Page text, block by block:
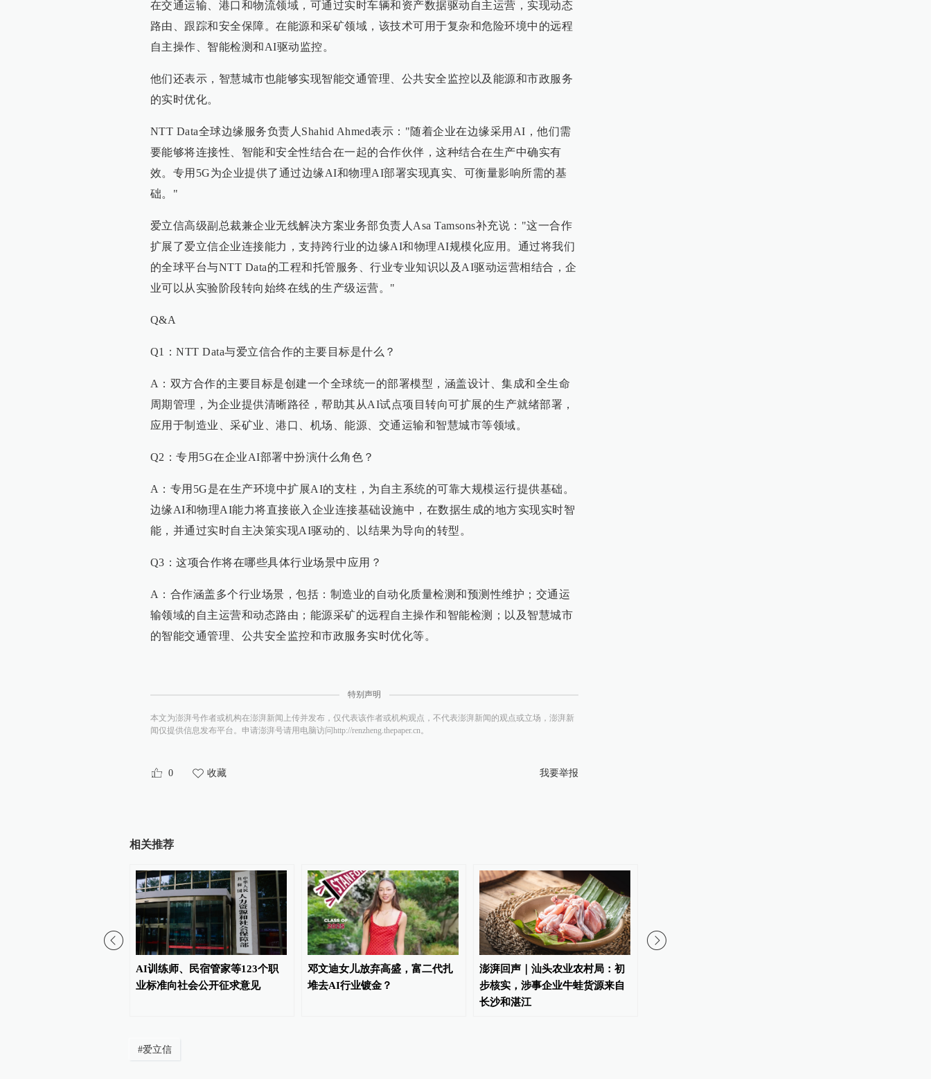
在交通运输、港口和物流领域，可通过实时车辆和资产数据驱动自主运营，实现动态
路由、跟踪和安全保障。在能源和采矿领域，该技术可用于复杂和危险环境中的远程
自主操作、智能检测和AI驱动监控。
他们还表示，智慧城市也能够实现智能交通管理、公共安全监控以及能源和市政服务
的实时优化。
NTT Data全球边缘服务负责人Shahid Ahmed表示："随着企业在边缘采用AI，他们需
要能够将连接性、智能和安全性结合在一起的合作伙伴，这种结合在生产中确实有
效。专用5G为企业提供了通过边缘AI和物理AI部署实现真实、可衡量影响所需的基
础。"
爱立信高级副总裁兼企业无线解决方案业务部负责人Asa Tamsons补充说："这一合作
扩展了爱立信企业连接能力，支持跨行业的边缘AI和物理AI规模化应用。通过将我们
的全球平台与NTT Data的工程和托管服务、行业专业知识以及AI驱动运营相结合，企
业可以从实验阶段转向始终在线的生产级运营。"
Q&A
Q1：NTT Data与爱立信合作的主要目标是什么？
A：双方合作的主要目标是创建一个全球统一的部署模型，涵盖设计、集成和全生命
周期管理，为企业提供清晰路径，帮助其从AI试点项目转向可扩展的生产就绪部署，
应用于制造业、采矿业、港口、机场、能源、交通运输和智慧城市等领域。
Q2：专用5G在企业AI部署中扮演什么角色？
A：专用5G是在生产环境中扩展AI的支柱，为自主系统的可靠大规模运行提供基础。
边缘AI和物理AI能力将直接嵌入企业连接基础设施中，在数据生成的地方实现实时智
能，并通过实时自主决策实现AI驱动的、以结果为导向的转型。
Q3：这项合作将在哪些具体行业场景中应用？
A：合作涵盖多个行业场景，包括：制造业的自动化质量检测和预测性维护；交通运
输领域的自主运营和动态路由；能源采矿的远程自主操作和智能检测；以及智慧城市
的智能交通管理、公共安全监控和市政服务实时优化等。
特别声明
本文为澎湃号作者或机构在澎湃新闻上传并发布，仅代表该作者或机构观点，不代表澎湃新闻的观点或立场，澎湃新
闻仅提供信息发布平台。申请澎湃号请用电脑访问http://renzheng.thepaper.cn。
0 收藏 我要举报
相关推荐
AI训练师、民宿管家等123个职
业标准向社会公开征求意见
邓文迪女儿放弃高盛，富二代扎
堆去AI行业镀金？
澎湃回声｜汕头农业农村局：初
步核实，涉事企业牛蛙货源来自
长沙和湛江
#爱立信